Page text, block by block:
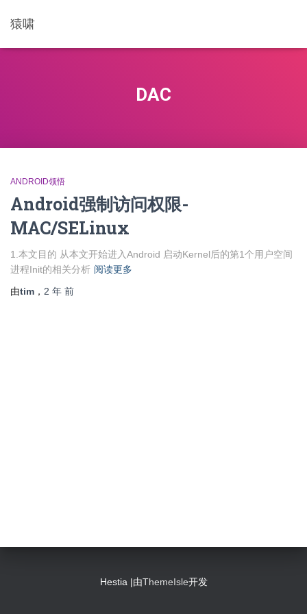
猿啸
DAC
ANDROID领悟
Android强制访问权限-
MAC/SELinux
1.本文目的 从本文开始进入Android 启动Kernel后的第1个用户空间
进程Init的相关分析 阅读更多
由tim ， 2 年 前
Hestia |由ThemeIsle开发